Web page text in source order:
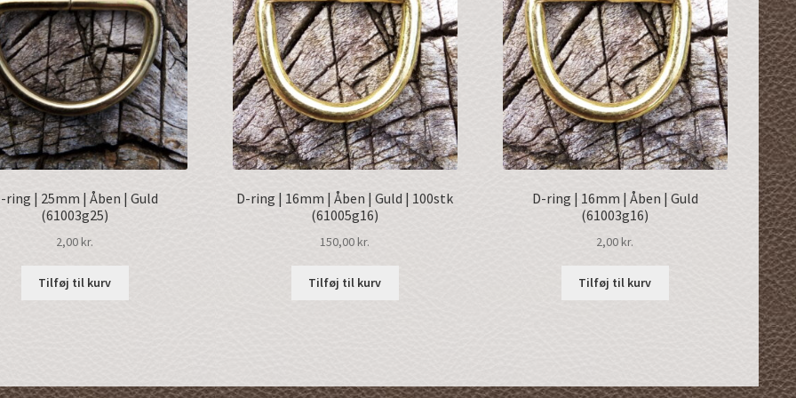
ring | 25mm | Åben | Guld
(61003g25)
2,00kr.
Tilføj til kurv
D-ring | 16mm | Åben | Guld | 100stk
(61005g16)
150,00kr.
Tilføj til kurv
D-ring | 16mm | Åben | Guld
(61003g16)
2,00kr.
Tilføj til kurv